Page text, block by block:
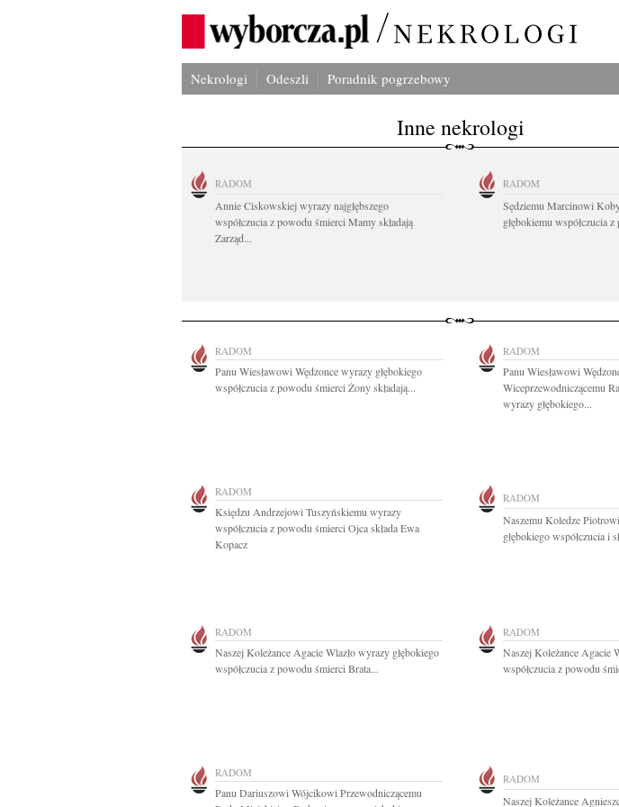
Nekrologi Odeszli Poradnik pogrzebowy
Inne nekrologi
RADOM
Annie Ciskowskiej wyrazy najgłębszego
współczucia z powodu śmierci Mamy składają
Zarząd...
RADOM
Sędziemu Marcinowi
głębokiemu współczucia
RADOM
Panu Wiesławowi Wędzonce wyrazy głębokiego
współczucia z powodu śmierci Żony składają...
RADOM
Panu Wiesławowi
Wiceprzewodniczącemu
wyrazy głębokiego...
RADOM
Księdzu Andrzejowi Tuszyńskiemu wyrazy
współczucia z powodu śmierci Ojca składa Ewa
Kopacz
RADOM
Naszemu Koledze
głębokiego współczucia i
RADOM
Naszej Koleżance Agacie Wlazło wyrazy głębokiego
współczucia z powodu śmierci Brata...
RADOM
Naszej Koleżance Agacie
współczucia z powodu
RADOM
Panu Dariuszowi Wójcikowi Przewodniczącemu
RADOM
Naszej Koleżance